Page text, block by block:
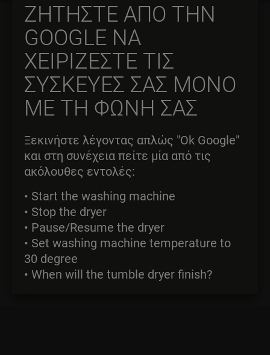
ΖΗΤΗΣΤΕ ΑΠΟ ΤΗΝ
GOOGLE ΝΑ
ΧΕΙΡΙΖΕΣΤΕ ΤΙΣ
ΣΥΣΚΕΥΕΣ ΣΑΣ ΜΟΝΟ
ΜΕ ΤΗ ΦΩΝΗ ΣΑΣ
Ξεκινήστε λέγοντας απλώς "Ok Google"
και στη συνέχεια πείτε μία από τις
ακόλουθες εντολές:
• Start the washing machine
• Stop the dryer
• Pause/Resume the dryer
• Set washing machine temperature to
30 degree
• When will the tumble dryer finish?